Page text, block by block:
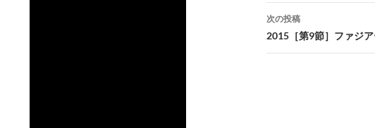
ナ
ビ
ゲ
次の投稿
2015［第9節］ファジ